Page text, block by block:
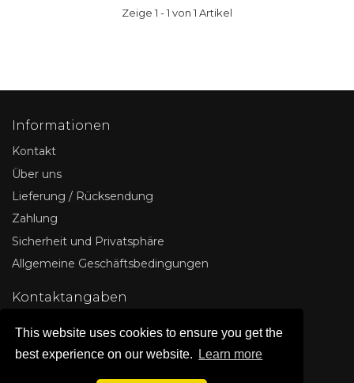
This website uses cookies to ensure you get the
best experience on our website.
Learn more
Zeige 1 - 1 von 1 Artikel
Informationen
Kontakt
Über uns
Lieferung / Rücksendung
Zahlung
Sicherheit und Privatsphäre
Allgemeine Geschäftsbedingungen
Kontaktangaben
Deutschland